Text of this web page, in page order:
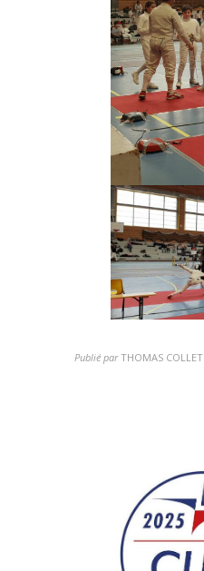
Publié par THOMAS COLLET